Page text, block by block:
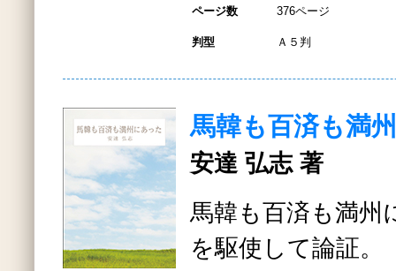
ページ数 376ページ
判型 Ａ５判
馬韓も百済も満
安達 弘志 著
馬韓も百済も満州
を駆使して論証。